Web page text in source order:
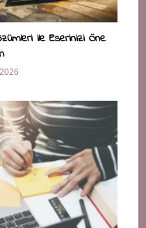
ile Eserinizi Öne